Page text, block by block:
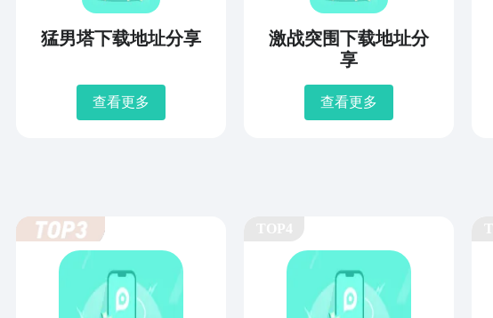
猛男塔下载地址分享
查看更多
激战突围下载地址分
享
查看更多